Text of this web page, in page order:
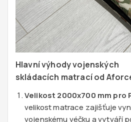
Hlavní výhody vojenských
skládacích matrací od
Velikost 2000x700 mm pro
velikost matrace zajišťuje
vojenskému véčku a vytváří